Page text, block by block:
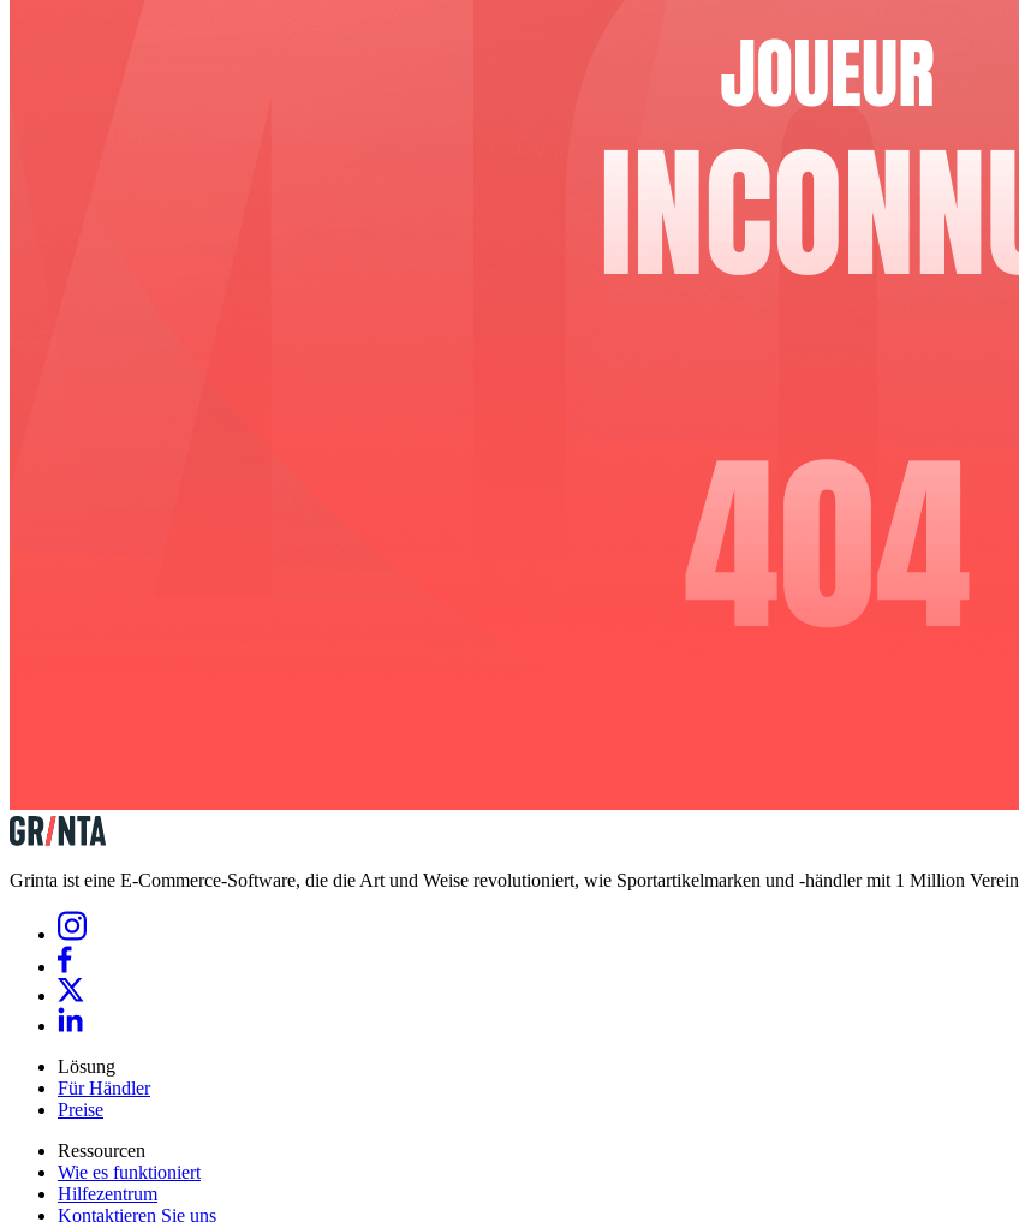
Grinta ist eine E-Commerce-Software, die die Art und Weise revolutioniert, wie Sportartikelmarken und -händler mit 1 Million
Lösung
Für Händler
Preise
Ressourcen
Wie es funktioniert
Hilfezentrum
Kontaktieren Sie uns